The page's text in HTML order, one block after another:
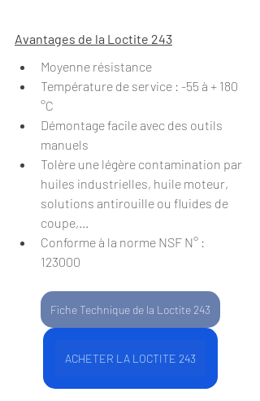
Avantages de la Loctite 243
Moyenne résistance
Température de service : -55 à + 180
°C
Démontage facile avec des outils
manuels
Tolère une légère contamination par
huiles industrielles, huile moteur,
solutions antirouille ou fluides de
coupe,...
Conforme à la norme NSF N° :
123000
Fiche Technique de la Loctite 243
ACHETER LA LOCTITE 243